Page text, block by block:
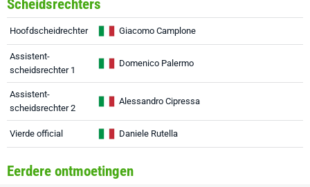
Scheidsrechters
Hoofdscheidrechter Giacomo Camplone
Assistent-
scheidsrechter 1
Domenico Palermo
Assistent-
scheidsrechter 2
Alessandro Cipressa
Vierde official Daniele Rutella
Eerdere ontmoetingen